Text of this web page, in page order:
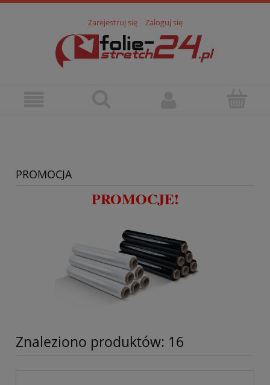
Zarejestruj się Zaloguj się
PROMOCJA
PROMOCJE!
Znaleziono produktów: 16